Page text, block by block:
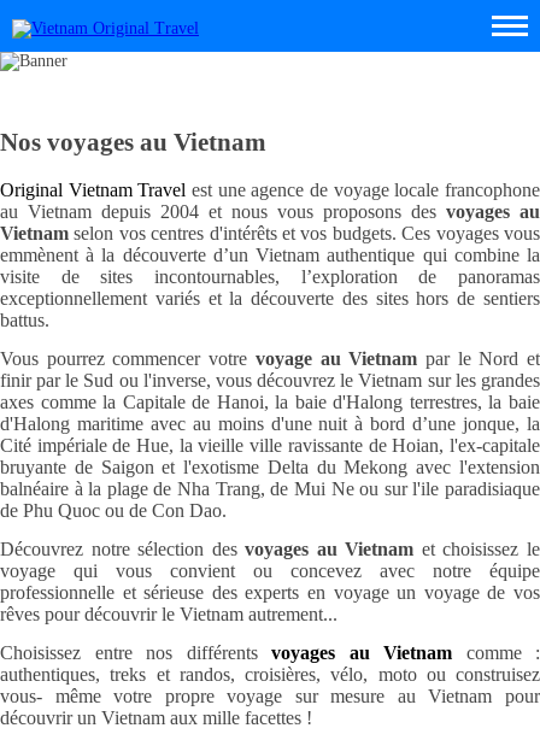
Nos voyages au Vietnam
Original Vietnam Travel est une agence de voyage locale francophone
au Vietnam depuis 2004 et nous vous proposons des voyages au
Vietnam selon vos centres d'intérêts et vos budgets. Ces voyages vous
emmènent à la découverte d’un Vietnam authentique qui combine la
visite de sites incontournables, l’exploration de panoramas
exceptionnellement variés et la découverte des sites hors de sentiers
battus.
Vous pourrez commencer votre voyage au Vietnam par le Nord et
finir par le Sud ou l'inverse, vous découvrez le Vietnam sur les grandes
axes comme la Capitale de Hanoi, la baie d'Halong terrestres, la baie
d'Halong maritime avec au moins d'une nuit à bord d’une jonque, la
Cité impériale de Hue, la vieille ville ravissante de Hoian, l'ex-capitale
bruyante de Saigon et l'exotisme Delta du Mekong avec l'extension
balnéaire à la plage de Nha Trang, de Mui Ne ou sur l'ile paradisiaque
de Phu Quoc ou de Con Dao.
Découvrez notre sélection desvoyages au Vietnam et choisissez le
voyage qui vous convient ou concevez avec notre équipe
professionnelle et sérieuse des experts en voyage un voyage de vos
rêves pour découvrir le Vietnam autrement...
Choisissez entre nos différents voyages au Vietnam comme :
authentiques, treks et randos, croisières, vélo, moto ou construisez
vous- même votre propre voyage sur mesure au Vietnam pour
découvrir un Vietnam aux mille facettes !